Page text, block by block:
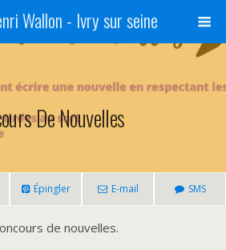
Wallon - Ivry sur seine
De Nouvelles
Épingler E-mail SMS
de nouvelles.